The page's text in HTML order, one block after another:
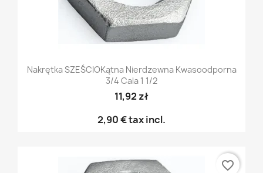
Nakrętka SZEŚCIOKątna Nierdzewna Kwasoodporna
3/4 Cala 1 1/2
11,92 zł
2,90 €tax incl.
favorite_border